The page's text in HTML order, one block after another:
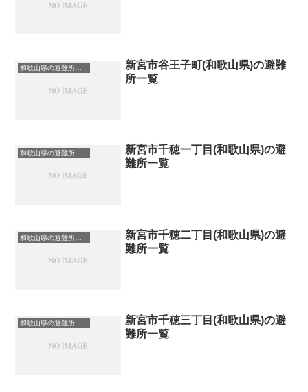
和歌山県の避難所一覧
新宮市谷王子町(和歌山県)の避難
所一覧
和歌山県の避難所一覧
新宮市千穂一丁目(和歌山県)の避
難所一覧
和歌山県の避難所一覧
新宮市千穂二丁目(和歌山県)の避
難所一覧
和歌山県の避難所一覧
新宮市千穂三丁目(和歌山県)の避
難所一覧